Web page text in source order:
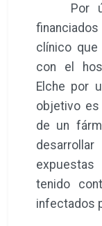
Por
clínico que
con el
Elche por
objetivo es
de un
tenido
infectados